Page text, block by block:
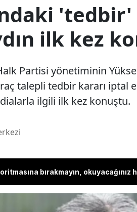
'tedbir'
ilk kez
Partisi yönetiminin
talepli tedbir kararı iptal
ilgili ilk kez konuştu.
bırakmayın, okuyacağınız